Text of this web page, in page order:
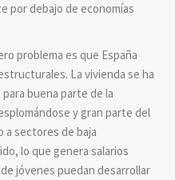
por debajo de economías
problema es que España
La vivienda se ha
buena parte de la
y gran parte del
a sectores de baja
lo que genera salarios
jóvenes puedan desarrollar